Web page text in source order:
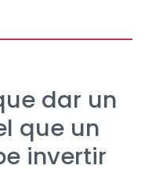
dar un
que un
invertir